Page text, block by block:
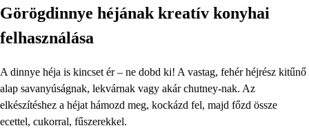
Görögdinnye héjának kreatív konyhai
felhasználása
A dinnye héja is kincset ér – ne dobd ki! A vastag, fehér héjrész kitűnő
alap savanyúságnak, lekvárnak vagy akár chutney-nak. Az
elkészítéshez a héjat hámozd meg, kockázd fel, majd főzd össze
ecettel, cukorral, fűszerekkel.